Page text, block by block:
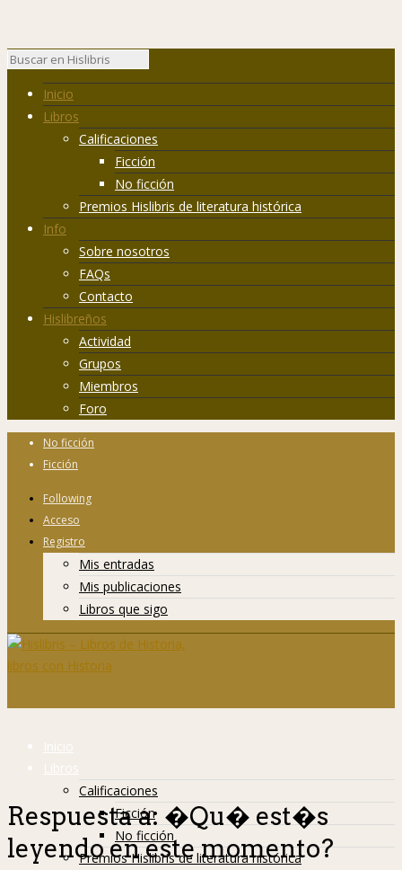
Inicio
Libros
Calificaciones
Ficción
No ficción
Premios Hislibris de literatura histórica
Info
Sobre nosotros
FAQs
Contacto
Hislibreños
Actividad
Grupos
Miembros
Foro
No ficción
Ficción
Following
Acceso
Registro
Mis entradas
Mis publicaciones
Libros que sigo
Inicio
Libros
Calificaciones
Ficción
No ficción
Premios Hislibris de literatura histórica
Respuesta a: �Qu� est�s
leyendo en este momento?